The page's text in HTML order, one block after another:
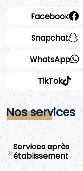
Facebook
Snapchat
WhatsApp
TikTok
Nos services
Services après
établissement